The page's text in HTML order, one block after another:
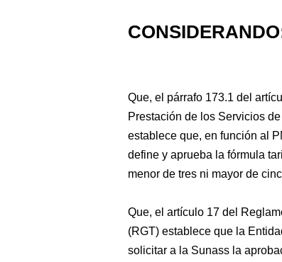
Que, el párrafo 173.1 del
Prestación de los Servicios
establece que, en función al
define y aprueba la fórmula
menor de tres ni mayor de
Que, el artículo 17 del
(RGT) establece que la
solicitar a la Sunass la